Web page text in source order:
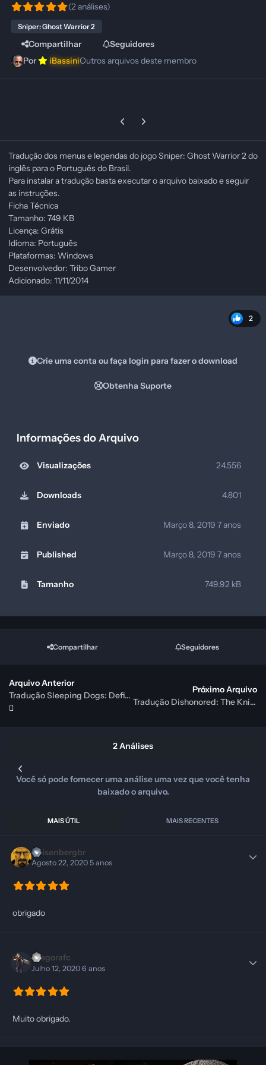
(2 análises)
Sniper: Ghost Warrior 2
Compartilhar
Seguidores
Por
iBassiniOutros arquivos deste membro
Previous carousel slide
Next carousel slide
Tradução dos menus e legendas do jogo Sniper: Ghost Warrior 2 do
inglês para o Português do Brasil.
Para instalar a tradução basta executar o arquivo baixado e seguir
as instruções.
Ficha Técnica
Tamanho: 749 KB
Licença: Grátis
Idioma: Português
Plataformas: Windows
Desenvolvedor: Tribo Gamer
Adicionado: 11/11/2014
2
Crie uma conta ou faça login para fazer o download
Obtenha Suporte
Informações do Arquivo
Visualizações 24.556
Downloads 4.801
Enviado Março 8, 2019 7 anos
Published Março 8, 2019 7 anos
Tamanho 749.92 kB
Compartilhar Seguidores
Arquivo Anterior
Tradução Sleeping Dogs: Definitive Edition PT-BR
Próximo Arquivo
Tradução Dishonored: The Knife of Dunwall Português Brasileiro - PTBR
2 Análises
Você só pode fornecer uma análise uma vez que você tenha
baixado o arquivo.
MAIS ÚTIL MAIS RECENTES
Heisenbergbr
Agosto 22, 20205 anos
obrigado
Diegorafc
Julho 12, 20206 anos
Muito obrigado.